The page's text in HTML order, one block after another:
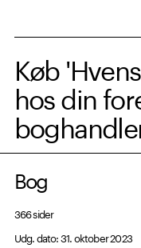
Køb
hos din
Bog
366 sider
Udg. dato: 31. oktober 2023